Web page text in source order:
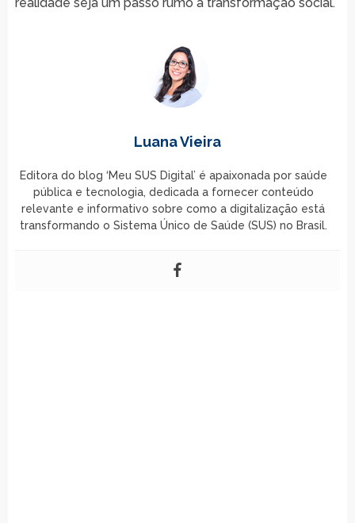
Luana Vieira
Editora do blog ‘Meu SUS Digital’ é apaixonada por saúde
pública e tecnologia, dedicada a fornecer conteúdo
relevante e informativo sobre como a digitalização está
transformando o Sistema Único de Saúde (SUS) no Brasil.